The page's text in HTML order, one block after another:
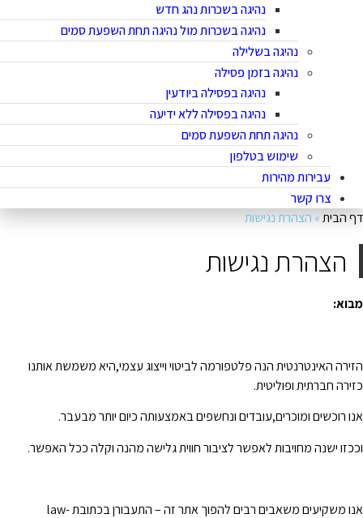
נהיגה בשכרות נהג חדש
נהיגה בשכרות מול נהיגה תחת השפעת סמים
נהיגה בשלילה
נהיגה בזמן פסילה
נהיגה בפסילה ביודעין
נהיגה בפסילה ללא ידיעה
נהיגה תחת השפעת סמים
שימוש בטלפון
עבירות מהירות
צרו קשר
הבית»הצהרת נגישות
הצהרת נגישות
:
האינטרנטית הנה פלטפורמה לביטוי וייצוג עצמי,היא משמשת אותנו
חברתית ופוליטית.
רוכשים ומוכרים,עובדים ונחשפים באמצעותה כיום יותר מבעבר.
ישנה מחויבות לאפשר לציבור חווית גלישה מהנה וקלה ככל האפשר.
אנו משקיעים משאבים רבים להפוך אתר זה – התעבורן בכתובת law-